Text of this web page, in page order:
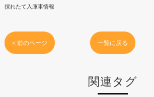
採れたて入庫車情報
< 前のページ 一覧に戻る
関連タグ